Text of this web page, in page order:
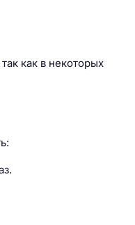
как в некоторых